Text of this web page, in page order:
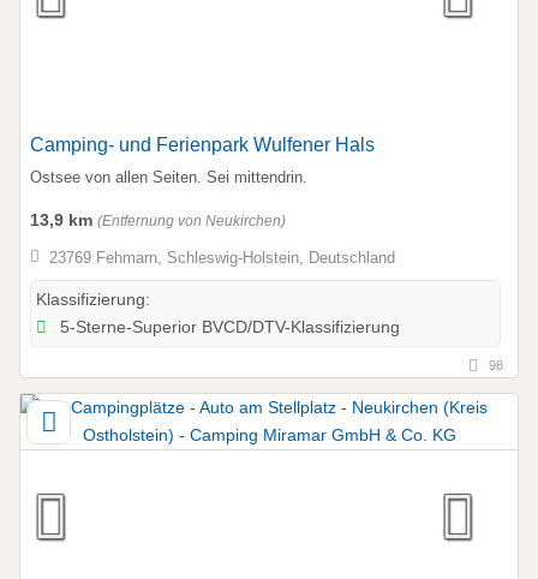
Camping- und Ferienpark Wulfener Hals
Ostsee von allen Seiten. Sei mittendrin.
13,9 km (Entfernung von Neukirchen)
23769 Fehmarn, Schleswig-Holstein, Deutschland
Klassifizierung:
5-Sterne-Superior BVCD/DTV-Klassifizierung
98